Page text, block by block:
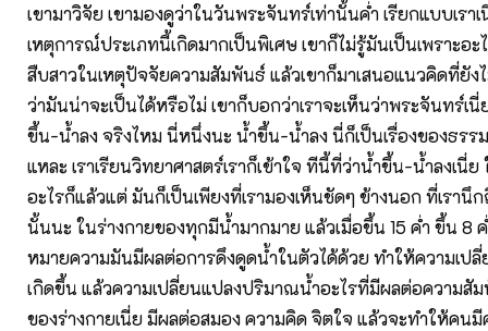
เขามาวิจัย เขามองดูว่าในวันพระจันทร์เท่านั้นค่ำ เรียกแบบเรา
เหตุการณ์ประเภทนี้เกิดมากเป็นพิเศษ เขาก็ไม่รู้มันเป็นเพราะอ
สืบสาวในเหตุปัจจัยความสัมพันธ์ แล้วเขาก็มาเสนอแนวคิดที่ยั
ว่ามันน่าจะเป็นได้หรือไม่ เขาก็บอกว่าเราจะเห็นว่าพระจันทร์เ
ขึ้น-น้ำลง จริงไหม นี่หนึ่งนะ น้ำขึ้น-น้ำลง นี่ก็เป็นเรื่องของธรร
แหละ เราเรียนวิทยาศาสตร์เราก็เข้าใจ ทีนี้ที่ว่าน้ำขึ้น-น้ำลงเนี่
อะไรก็แล้วแต่ มันก็เป็นเพียงที่เรามองเห็นชัดๆ ข้างนอก ที่เรานึ
นั้นนะ ในร่างกายของทุกมีน้ำมากมาย แล้วเมื่อขึ้น 15 ค่ำ ขึ้น 8
หมายความมันมีผลต่อการดึงดูดน้ำในตัวได้ด้วย ทำให้ความเป
เกิดขึ้น แล้วความเปลี่ยนแปลงปริมาณน้ำอะไรที่มีผลต่อความสั
ของร่างกายเนี่ย มีผลต่อสมอง ความคิด จิตใจ แล้วจะทำให้คนมี